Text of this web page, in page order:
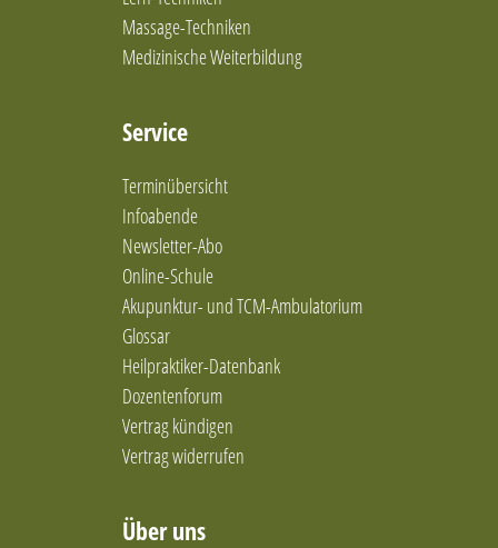
Entspannung und achtsamkeitsbasierte Methoden
Entspannungshypnosen
Ernährung nach den 5 Elementen
Ernährungsberatung / Darmgesundheit
Ernährungsberatung nach Metabolic Balance
Ernährungsberatung und mikrobiologische
Therapie (Darmgesundheit)
Ernährungstherapie
Ernährungstherapie / Gewichtsregulation
Ernährungstherapie/Gewichtsregulation
Familienaufstellung in Einzelsitzung
Feldenkrais-Methode
Frauengesundheit und Coaching
Fußreflexzonentherapie
ganzheitliche Physiotherapie
Massage-Techniken
Medizinische Weiterbildung
Service
Terminübersicht
Infoabende
Newsletter-Abo
Online-Schule
Akupunktur- und TCM-Ambulatorium
Glossar
Heilpraktiker-Datenbank
Dozentenforum
Vertrag kündigen
Vertrag widerrufen
Über uns